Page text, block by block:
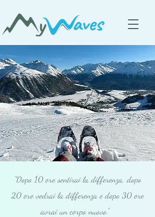
"Dopo 10 ore sentirai la differenza, dopo
20 ore vedrai la differenza e dopo 30 ore
avrai un corpo nuovo."